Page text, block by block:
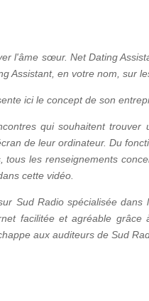
l'âme sœur. Net Dating
Assistant, en votre nom, sur
ici le concept de son
qui souhaitent trouver
de leur ordinateur. Du
les renseignements
cette vidéo.
Sud Radio spécialisée dans
facilitée et agréable grâce
aux auditeurs de Sud